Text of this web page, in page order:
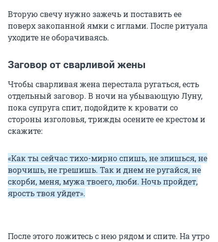
Вторую свечу нужно зажечь и поставить ее
поверх закопанной ямки с иглами. После ритуала
уходите не оборачиваясь.
Заговор от сварливой жены
Чтобы сварливая жена перестала ругаться, есть
отдельный заговор. В ночи на убывающую Луну,
пока супруга спит, подойдите к кровати со
стороны изголовья, трижды осените ее крестом и
скажите:
«Как ты сейчас тихо-мирно спишь, не злишься, не
ворчишь, не грешишь. Так и днем не ругайся, не
скорби, меня, мужа твоего, люби. Ночь пройдет,
ярость твоя уйдет».
После этого ложитесь с нею рядом и спите. На утро